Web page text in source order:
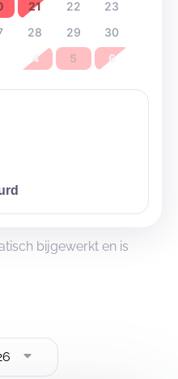
21 22
23
28 29
30
4 5 6
bijgewerkt en is